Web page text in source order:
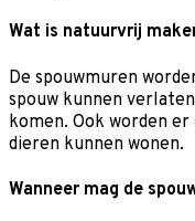
Wat is natuurvrij
De spouwmuren
spouw kunnen
komen. Ook worden
dieren kunnen wonen.
Wanneer mag de